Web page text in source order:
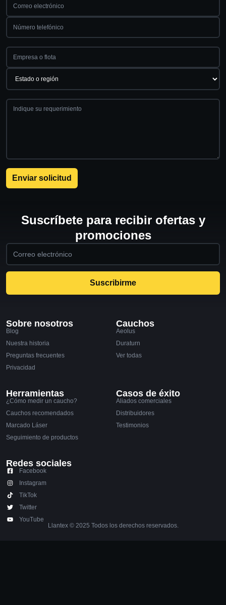
Enviar solicitud
Suscríbete para recibir ofertas y
promociones
Suscribirme
Sobre nosotros
Blog
Nuestra historia
Preguntas frecuentes
Privacidad
Cauchos
Aeolus
Duraturn
Ver todas
Herramientas
¿Cómo medir un caucho?
Cauchos recomendados
Marcado Láser
Seguimiento de productos
Casos de éxito
Aliados comerciales
Distribuidores
Testimonios
Redes sociales
Facebook
Instagram
TikTok
Twitter
YouTube
Llantex © 2025 Todos los derechos reservados.